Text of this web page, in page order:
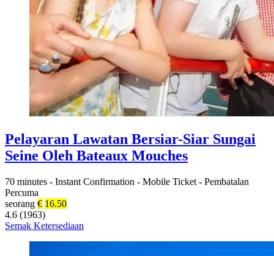
Pelayaran Lawatan Bersiar-Siar Sungai
Seine Oleh Bateaux Mouches
70 minutes - Instant Confirmation - Mobile Ticket - Pembatalan
Percuma
seorang € 16.50
4.6 (1963)
Semak Ketersediaan